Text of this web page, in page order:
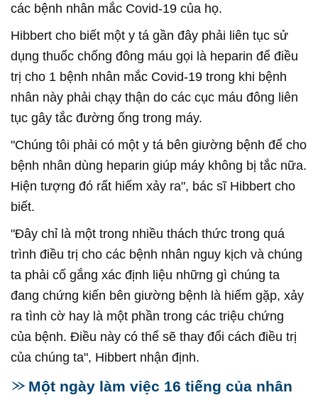
các bệnh nhân mắc Covid-19 của họ.
Hibbert cho biết một y tá gần đây phải liên tục sử
dụng thuốc chống đông máu gọi là heparin để điều
trị cho 1 bệnh nhân mắc Covid-19 trong khi bệnh
nhân này phải chạy thận do các cục máu đông liên
tục gây tắc đường ống trong máy.
"Chúng tôi phải có một y tá bên giường bệnh để cho
bệnh nhân dùng heparin giúp máy không bị tắc nữa.
Hiện tượng đó rất hiếm xảy ra", bác sĩ Hibbert cho
biết.
"Đây chỉ là một trong nhiều thách thức trong quá
trình điều trị cho các bệnh nhân nguy kịch và chúng
ta phải cố gắng xác định liệu những gì chúng ta
đang chứng kiến bên giường bệnh là hiếm gặp, xảy
ra tình cờ hay là một phần trong các triệu chứng
của bệnh. Điều này có thể sẽ thay đổi cách điều trị
của chúng ta", Hibbert nhận định.
Một ngày làm việc 16 tiếng của nhân